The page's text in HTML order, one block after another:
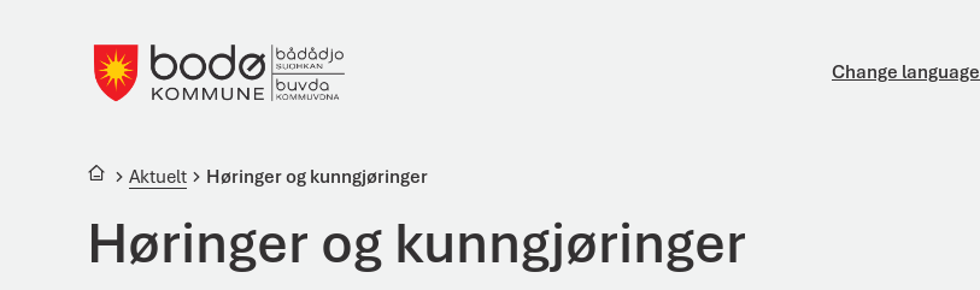
Change language
Du er her:
Aktuelt Høringer og kunngjøringer
Høringer og kunngjøringer